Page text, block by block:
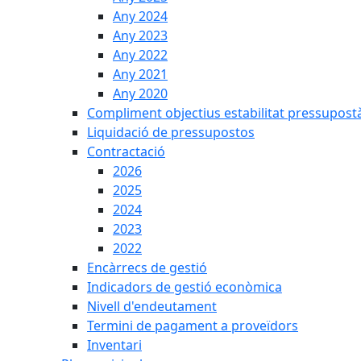
Any 2024
Any 2023
Any 2022
Any 2021
Any 2020
Compliment objectius estabilitat
Liquidació de pressupostos
Contractació
2026
2025
2024
2023
2022
Encàrrecs de gestió
Indicadors de gestió econòmica
Nivell d'endeutament
Termini de pagament a proveïdors
Inventari